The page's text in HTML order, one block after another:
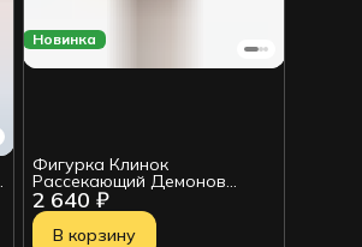
Новинка
2 640 ₽
Фигурка Клинок
Рассекающий Демонов
Kimetsu no Yaiba Makomo Ver.
B 4983164183108
В корзину